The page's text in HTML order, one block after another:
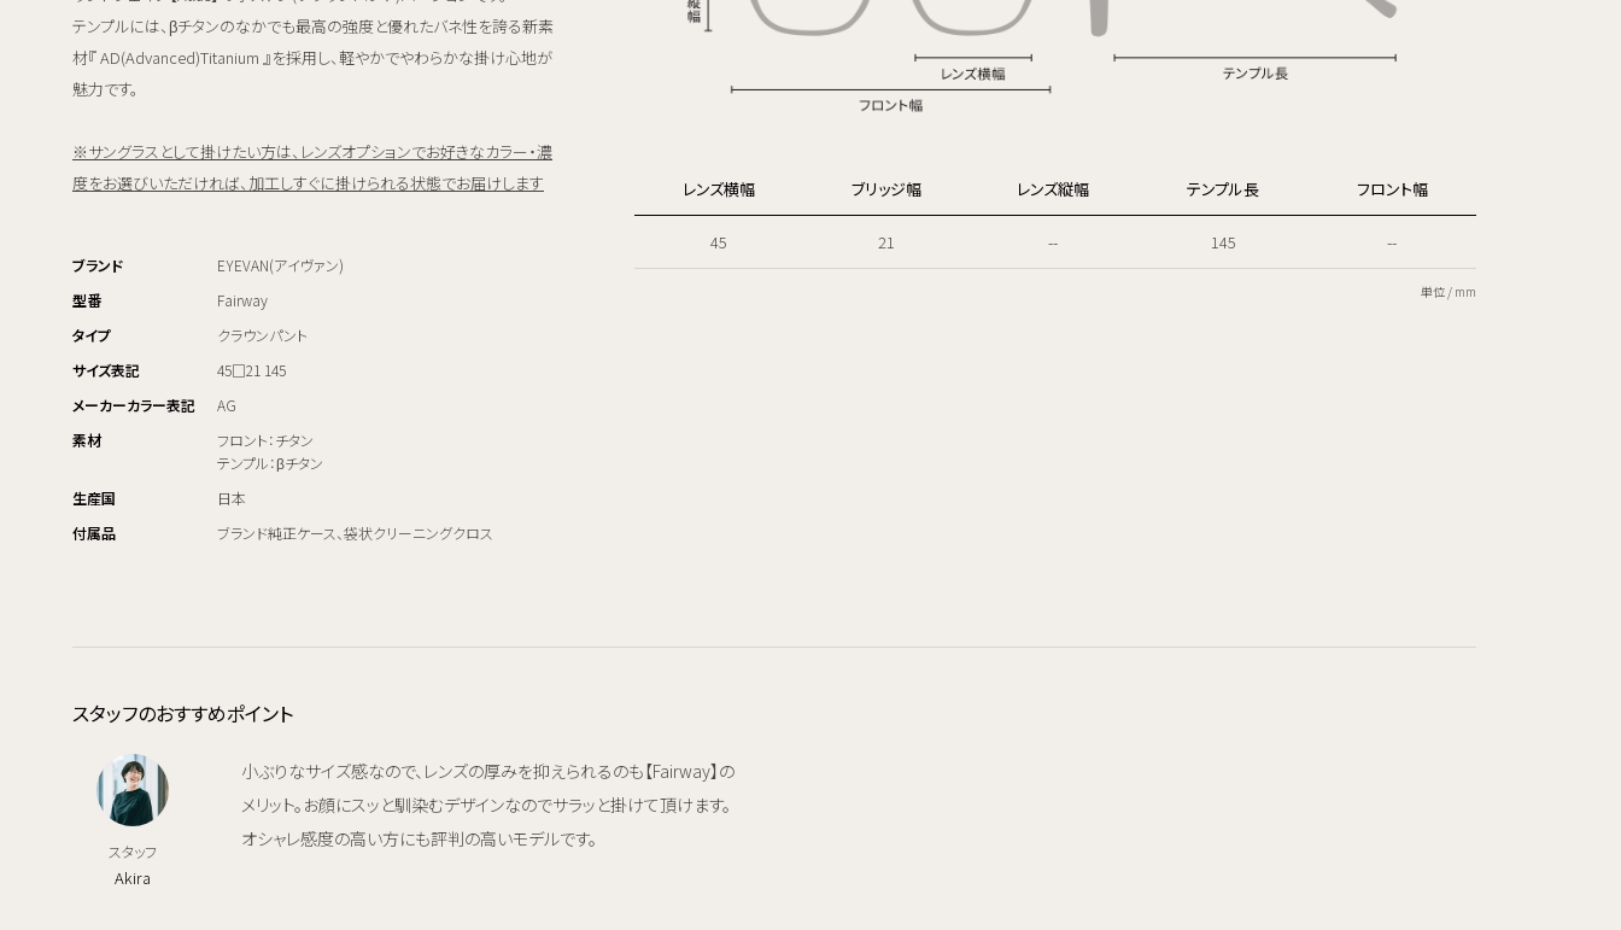
テンプルには、βチタンのなかでも最高の強度と優れたバネ性を誇る新素
材『 AD(Advanced)Titanium 』を採用し、軽やかでやわらかな掛け心地が
魅力です。
※サングラスとして掛けたい方は、レンズオプションでお好きなカラー・濃
度をお選びいただければ、加工しすぐに掛けられる状態でお届けします
ブランド
EYEVAN(アイヴァン)
型番
Fairway
タイプ
クラウンパント
サイズ表記
45□21 145
メーカーカラー表記
AG
素材
フロント：チタン
テンプル：βチタン
生産国
日本
付属品
ブランド純正ケース、袋状クリーニングクロス
レンズ横幅 ブリッジ幅 レンズ縦幅 テンプル長 フロント幅
45 21 -- 145 --
単位 / mm
スタッフのおすすめポイント
スタッフ
Akira
小ぶりなサイズ感なので、レンズの厚みを抑えられるのも【Fairway】の
メリット。お顔にスッと馴染むデザインなのでサラッと掛けて頂けます。
オシャレ感度の高い方にも評判の高いモデルです。